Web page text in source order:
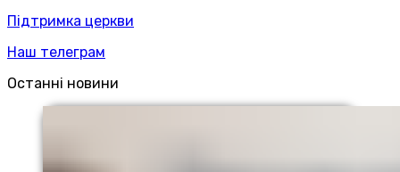
Підтримка церкви
Наш телеграм
Останні новини